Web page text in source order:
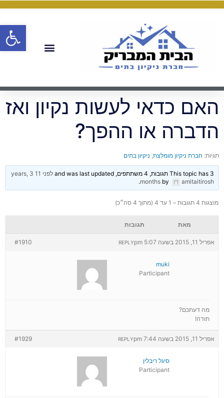
האם כדאי לעשות נקיון ואז
הדברה או ההפך?
תגיות: חברת ניקיון מומלצת, ניקיון בתים
This topic has 3 תגובות, 4 משתתפים, and was last updated
לפני 11 years, 3
monthsby amitaitirosh
.
מוצגות 4 תגובות – 1 עד 4 (מתוך 4 סה״כ)
מאת תגובות
אפריל 11, 2015 בשעה 5:07 pm #1910 REPLY
muki
Participant
מה דעתכם?
תודה!
אפריל 11, 2015 בשעה 7:44 pm #1929 REPLY
סיגל ריבלין
Participant